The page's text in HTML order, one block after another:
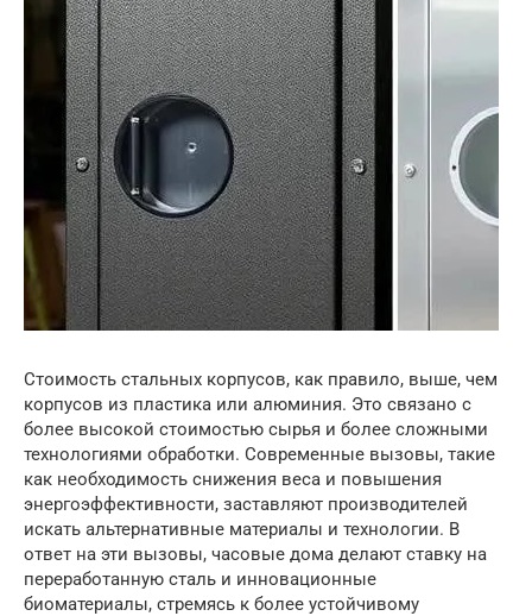
Стоимость стальных корпусов, как правило, выше, чем
корпусов из пластика или алюминия. Это связано с
более высокой стоимостью сырья и более сложными
технологиями обработки. Современные вызовы, такие
как необходимость снижения веса и повышения
энергоэффективности, заставляют производителей
искать альтернативные материалы и технологии. В
ответ на эти вызовы, часовые дома делают ставку на
переработанную сталь и инновационные
биоматериалы, стремясь к более устойчивому